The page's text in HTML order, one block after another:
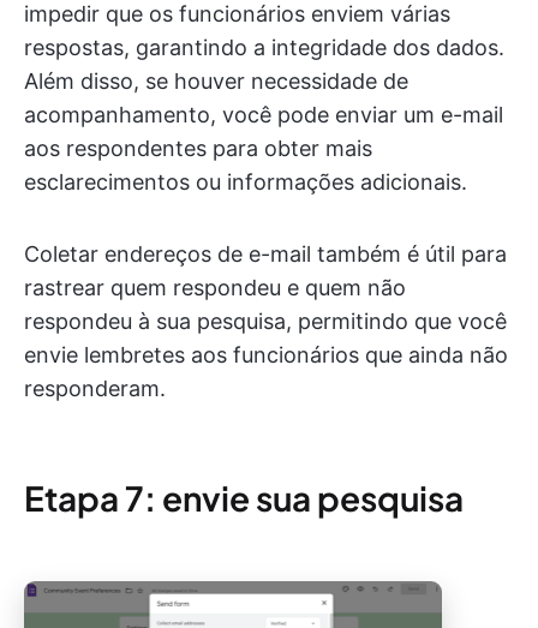
impedir que os funcionários enviem várias
respostas, garantindo a integridade dos dados.
Além disso, se houver necessidade de
acompanhamento, você pode enviar um e-mail
aos respondentes para obter mais
esclarecimentos ou informações adicionais.
Coletar endereços de e-mail também é útil para
rastrear quem respondeu e quem não
respondeu à sua pesquisa, permitindo que você
envie lembretes aos funcionários que ainda não
responderam.
Etapa 7: envie sua pesquisa